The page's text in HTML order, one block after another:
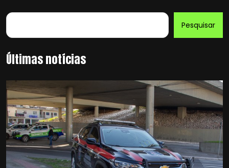
Pesquisar
Últimas notícias